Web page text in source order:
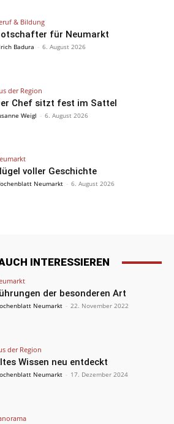
& Bildung
für Neumarkt
Badura - 6. August 2026
der Region
Chef sitzt fest im Sattel
Weigl - 6. August 2026
voller Geschichte
Neumarkt - 6. August 2026
INTERESSIEREN
der besonderen Art
Neumarkt - 22. November 2022
der Region
Wissen neu entdeckt
Neumarkt - 17. Dezember 2024